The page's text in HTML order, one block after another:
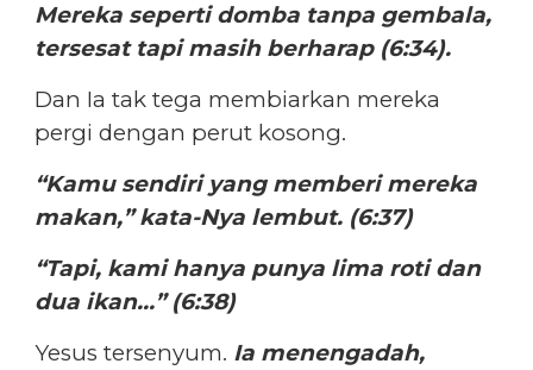
Mereka seperti domba tanpa gembala,
tersesat tapi masih berharap (6:34).
Dan Ia tak tega membiarkan mereka
pergi dengan perut kosong.
“Kamu sendiri yang memberi mereka
makan,” kata-Nya lembut. (6:37)
“Tapi, kami hanya punya lima roti dan
dua ikan…” (6:38)
Yesus tersenyum. Ia menengadah,